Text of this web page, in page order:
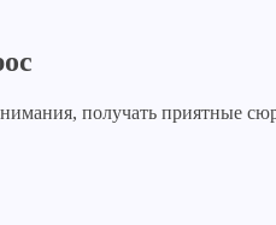
получать приятные